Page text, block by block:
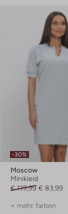
-30%
Moscow
Minikleid
€ 119,99 € 83,99
+ mehr farben